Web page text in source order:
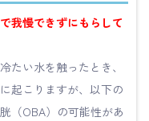
我慢できずにもらして
たい水を触ったとき、
起こりますが、以下の
（OBA）の可能性があ